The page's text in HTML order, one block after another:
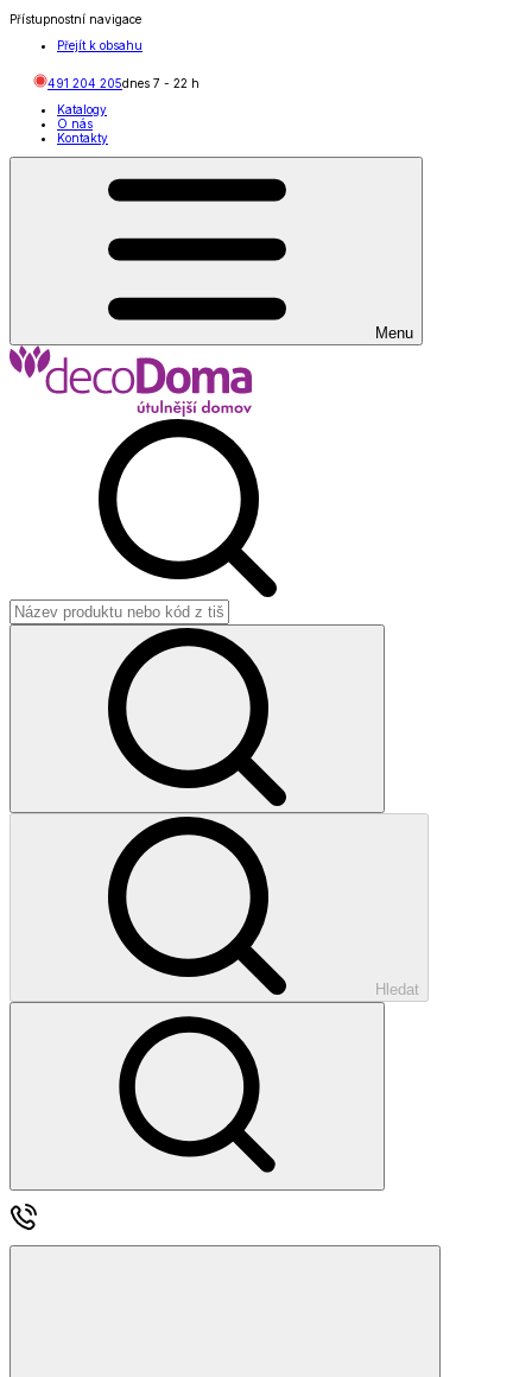
Přístupnostní navigace
Přejít k obsahu
491 204 205dnes 7 - 22 h
Katalogy
O nás
Kontakty
Menu
Hledat